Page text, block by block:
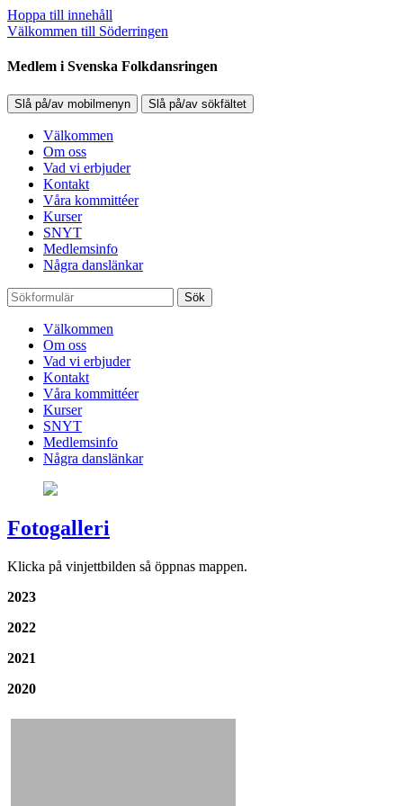
Hoppa till innehåll
Välkommen till Söderringen
Medlem i Svenska Folkdansringen
Slå på/av mobilmenyn Slå på/av sökfältet
Välkommen
Om oss
Vad vi erbjuder
Kontakt
Våra kommittéer
Kurser
SNYT
Medlemsinfo
Några danslänkar
Sök
Välkommen
Om oss
Vad vi erbjuder
Kontakt
Våra kommittéer
Kurser
SNYT
Medlemsinfo
Några danslänkar
Fotogalleri
Klicka på vinjettbilden så öppnas mappen.
2023
2022
2021
2020